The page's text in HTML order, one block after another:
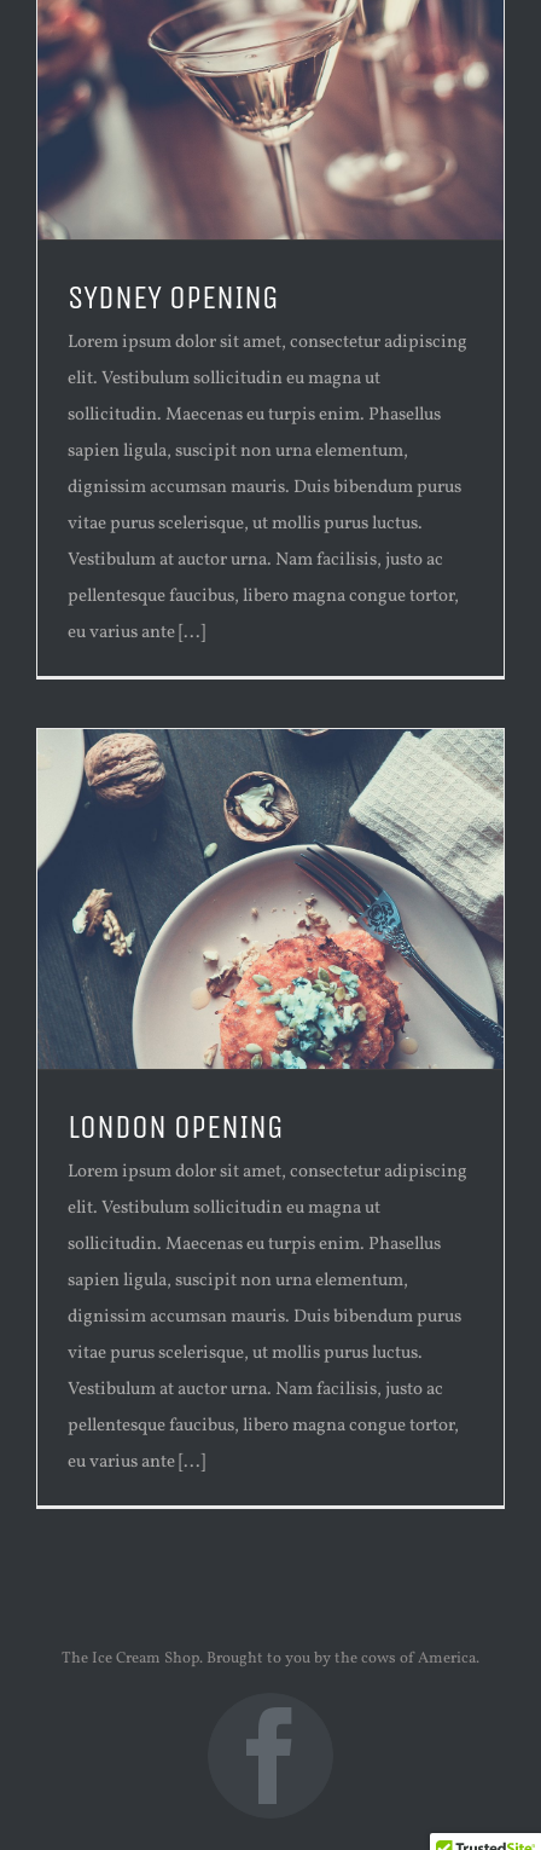
SYDNEY OPENING
Lorem ipsum dolor sit amet, consectetur adipiscing
elit. Vestibulum sollicitudin eu magna ut
sollicitudin. Maecenas eu turpis enim. Phasellus
sapien ligula, suscipit non urna elementum,
dignissim accumsan mauris. Duis bibendum purus
vitae purus scelerisque, ut mollis purus luctus.
Vestibulum at auctor urna. Nam facilisis, justo ac
pellentesque faucibus, libero magna congue tortor,
eu varius ante [...]
LONDON OPENING
Lorem ipsum dolor sit amet, consectetur adipiscing
elit. Vestibulum sollicitudin eu magna ut
sollicitudin. Maecenas eu turpis enim. Phasellus
sapien ligula, suscipit non urna elementum,
dignissim accumsan mauris. Duis bibendum purus
vitae purus scelerisque, ut mollis purus luctus.
Vestibulum at auctor urna. Nam facilisis, justo ac
pellentesque faucibus, libero magna congue tortor,
eu varius ante [...]
The Ice Cream Shop. Brought to you by the cows of America.